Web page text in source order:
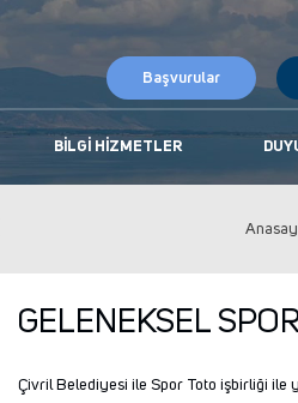
Başvurular
BILGI HIZMETLER
GELENEKSEL
Çivril Belediyesi ile Spor Toto işbirliği ile